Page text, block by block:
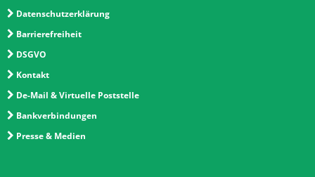
Datenschutzerklärung
Barrierefreiheit
DSGVO
Kontakt
De-Mail & Virtuelle Poststelle
Bankverbindungen
Presse & Medien